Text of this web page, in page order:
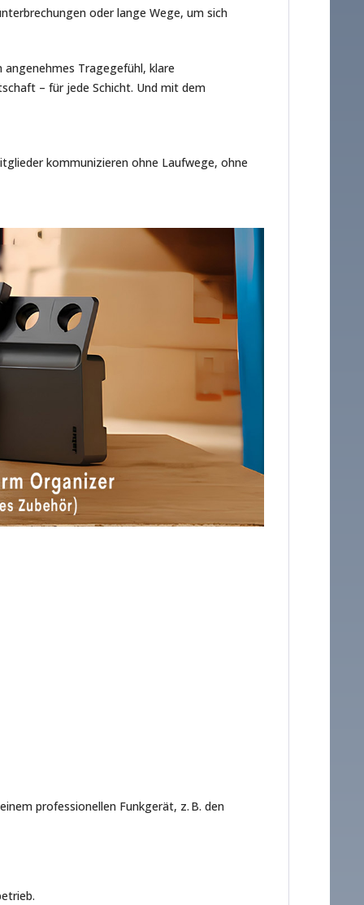
oder lange Wege, um sich
angenehmes Tragegefühl, klare
– für jede Schicht. Und mit dem
kommunizieren ohne Laufwege, ohne
professionellen Funkgerät, z. B. den